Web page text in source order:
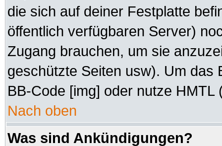
die sich auf deiner Festplatte
öffentlich verfügbaren Server)
Zugang brauchen, um sie
geschützte Seiten usw). Um das
BB-Code [img] oder nutze HMTL
Nach oben
Was sind Ankündigungen?